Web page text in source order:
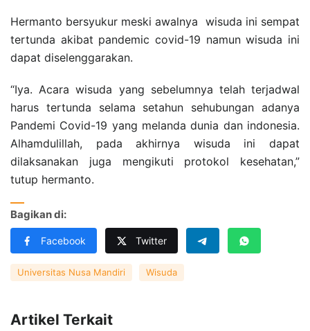
Hermanto bersyukur meski awalnya wisuda ini sempat
tertunda akibat pandemic covid-19 namun wisuda ini
dapat diselenggarakan.
“Iya. Acara wisuda yang sebelumnya telah terjadwal
harus tertunda selama setahun sehubungan adanya
Pandemi Covid-19 yang melanda dunia dan indonesia.
Alhamdulillah, pada akhirnya wisuda ini dapat
dilaksanakan juga mengikuti protokol kesehatan,”
tutup hermanto.
Bagikan di:
Facebook Twitter
Universitas Nusa Mandiri Wisuda
Artikel Terkait